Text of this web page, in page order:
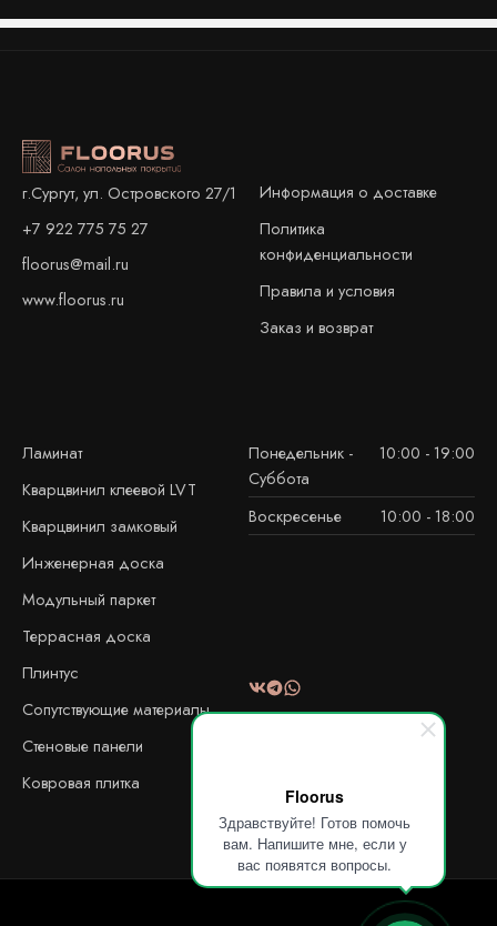
Floorus
Здравствуйте! Готов помочь
вам. Напишите мне, если у
вас появятся вопросы.
г.Сургут, ул. Островского 27/1
+7 922 775 75 27
floorus@mail.ru
www.floorus.ru
Информация о доставке
Политика
конфиденциальности
Правила и условия
Заказ и возврат
Ламинат
Кварцвинил клеевой LVT
Кварцвинил замковый
Инженерная доска
Модульный паркет
Террасная доска
Плинтус
Сопутствующие материалы
Стеновые панели
Ковровая плитка
Понедельник -
Суббота
10:00 - 19:00
Воскресенье 10:00 - 18:00